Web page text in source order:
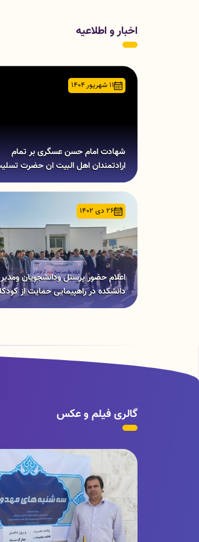
اخبار و اطلاعیه
11 شهریور 1404
شهادت امام حسن عسگری بر تمام
ارادتمندان اهل البیت ان حضرت
باد.
26 دی 1402
اعلام حضور پرسنل ودانشجویان
دانشکده در راهپیمایی حمایت از
غزه 27 ابان سال 1402
گالری فیلم و عکس